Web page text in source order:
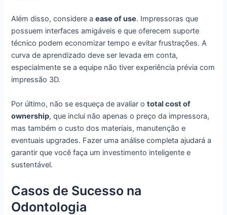
Além disso, considere aease of use. Impressoras que
possuem interfaces amigáveis e que oferecem suporte
técnico podem economizar tempo e evitar frustrações. A
curva de aprendizado deve ser levada em conta,
especialmente se a equipe não tiver experiência prévia com
impressão 3D.
Por último, não se esqueça de avaliar ototal cost of
ownership, que inclui não apenas o preço da impressora,
mas também o custo dos materiais, manutenção e
eventuais upgrades. Fazer uma análise completa ajudará a
garantir que você faça um investimento inteligente e
sustentável.
Casos de Sucesso na
Odontologia